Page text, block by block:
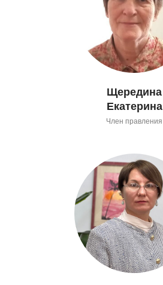
Щередина
Екатерина
Член правления